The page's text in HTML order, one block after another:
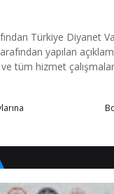
Türkiye Diyanet
yapılan
tüm hizmet